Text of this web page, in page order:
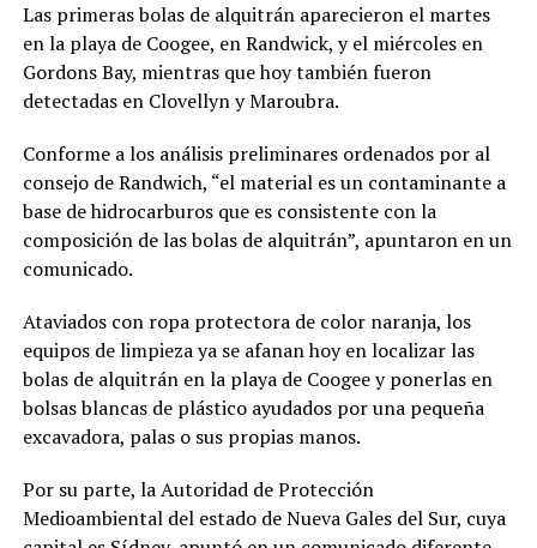
Las primeras bolas de alquitrán aparecieron el martes
en la playa de Coogee, en Randwick, y el miércoles en
Gordons Bay, mientras que hoy también fueron
detectadas en Clovellyn y Maroubra.
Conforme a los análisis preliminares ordenados por al
consejo de Randwich, “el material es un contaminante a
base de hidrocarburos que es consistente con la
composición de las bolas de alquitrán”, apuntaron en un
comunicado.
Ataviados con ropa protectora de color naranja, los
equipos de limpieza ya se afanan hoy en localizar las
bolas de alquitrán en la playa de Coogee y ponerlas en
bolsas blancas de plástico ayudados por una pequeña
excavadora, palas o sus propias manos.
Por su parte, la Autoridad de Protección
Medioambiental del estado de Nueva Gales del Sur, cuya